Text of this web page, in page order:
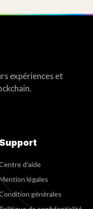
expériences et
Support
d'aide
légales
générales